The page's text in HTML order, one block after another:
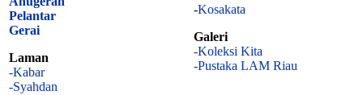
Pelantar
Gerai
Laman
-Kabar
-Syahdan
-Kosakata
Galeri
-Koleksi Kita
-Pustaka LAM Riau